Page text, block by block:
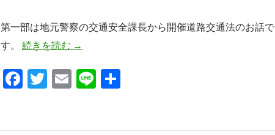
第一部は地元警察の交通安全課長から開催道路交通法のお話で
す。 続きを読む 希望となるお話を
→
F
T
E
Li